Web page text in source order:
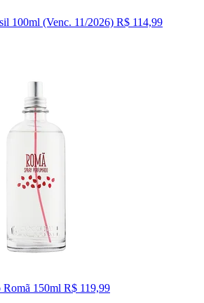
100ml (Venc. 11/2026) R$ 114,99
Romã 150ml R$ 119,99